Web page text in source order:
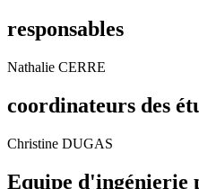
responsables
Nathalie CERRE
coordinateurs des
Christine DUGAS
Equipe d'ingénierie